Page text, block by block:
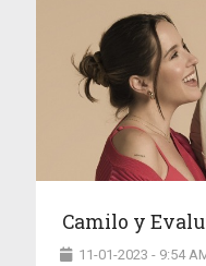
Camilo y
11-01-2023 - 9:54